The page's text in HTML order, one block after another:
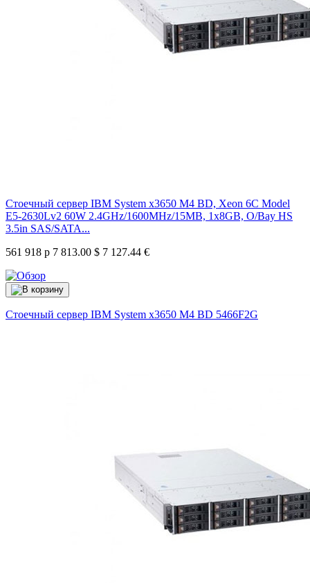
Стоечный сервер IBM System x3650 M4 BD, Xeon 6C Model
E5-2630Lv2 60W 2.4GHz/1600MHz/15MB, 1x8GB, O/Bay HS
3.5in SAS/SATA...
561 918 р 7 813.00 $ 7 127.44 €
Стоечный сервер IBM System x3650 M4 BD 5466F2G